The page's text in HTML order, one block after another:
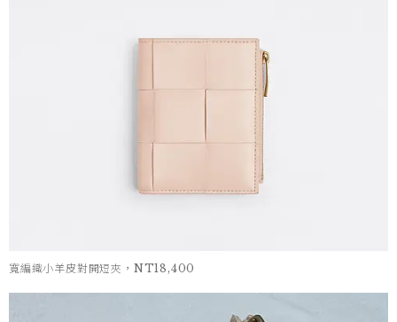
寬編織小羊皮對開短夾，NT18,400